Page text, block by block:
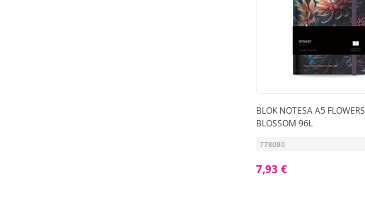
BLOK NOTESA A5 FLOWERS
BLOSSOM 96L
778080
7,93 €